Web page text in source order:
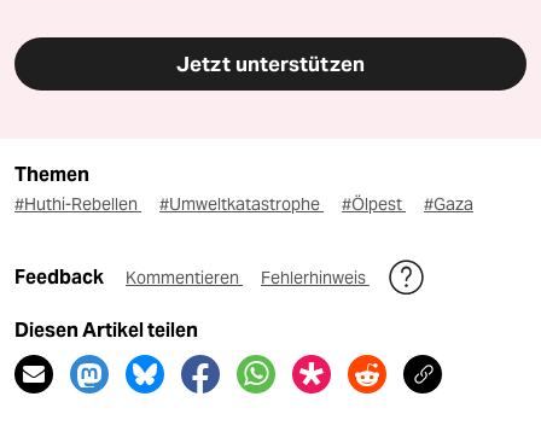
Jetzt unterstützen
Themen
#Huthi-Rebellen #Umweltkatastrophe #Ölpest #Gaza
Feedback Kommentieren Fehlerhinweis
Diesen Artikel teilen